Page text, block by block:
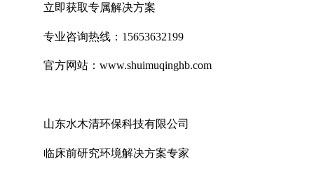
立即获取专属解决方案
专业咨询热线： 15653632199
官方网站： www.shuimuqinghb.com
山东水木清环保科技有限公司
临床前研究环境解决方案专家